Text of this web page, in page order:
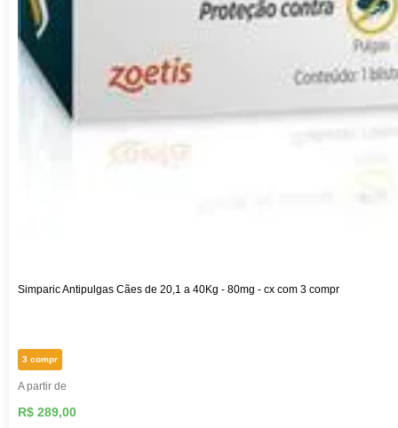
Simparic Antipulgas Cães de 20,1 a 40Kg - 80mg - cx com 3 compr
3 compr
A partir de
R$ 289,00